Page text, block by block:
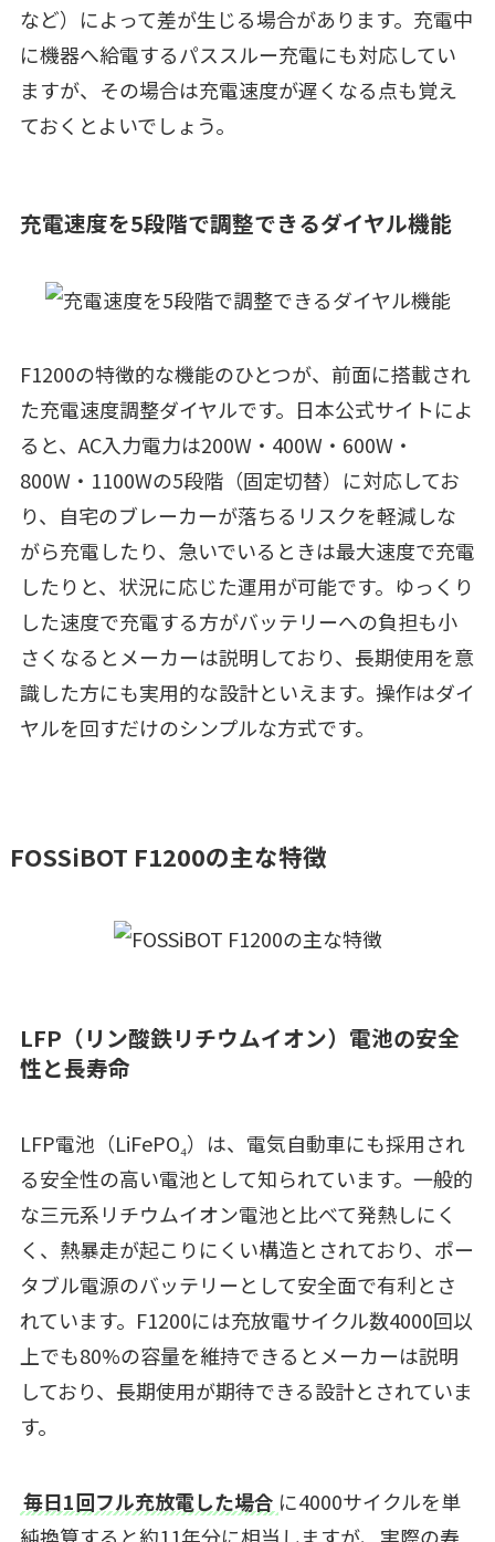
など）によって差が生じる場合があります。充電中
に機器へ給電するパススルー充電にも対応してい
ますが、その場合は充電速度が遅くなる点も覚え
ておくとよいでしょう。
充電速度を5段階で調整できるダイヤル機能
F1200の特徴的な機能のひとつが、前面に搭載され
た充電速度調整ダイヤルです。日本公式サイトによ
ると、AC入力電力は200W・400W・600W・
800W・1100Wの5段階（固定切替）に対応してお
り、自宅のブレーカーが落ちるリスクを軽減しな
がら充電したり、急いでいるときは最大速度で充電
したりと、状況に応じた運用が可能です。ゆっくり
した速度で充電する方がバッテリーへの負担も小
さくなるとメーカーは説明しており、長期使用を意
識した方にも実用的な設計といえます。操作はダイ
ヤルを回すだけのシンプルな方式です。
FOSSiBOT F1200の主な特徴
LFP（リン酸鉄リチウムイオン）電池の安全
性と長寿命
LFP電池（LiFePO₄）は、電気自動車にも採用され
る安全性の高い電池として知られています。一般的
な三元系リチウムイオン電池と比べて発熱しにく
く、熱暴走が起こりにくい構造とされており、ポー
タブル電源のバッテリーとして安全面で有利とさ
れています。F1200には充放電サイクル数4000回以
上でも80%の容量を維持できるとメーカーは説明
しており、長期使用が期待できる設計とされていま
す。
毎日1回フル充放電した場合 に4000サイクルを単
純換算すると約11年分に相当しますが、実際の寿